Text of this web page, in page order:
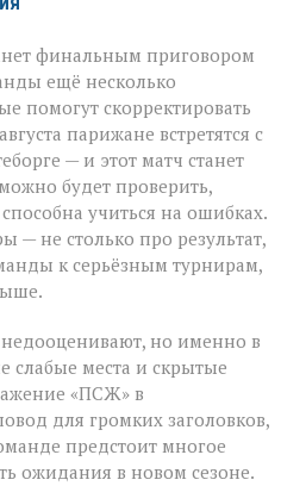
финальным приговором
ещё несколько
помогут скорректировать
парижане встретятся с
— и этот матч станет
будет проверить,
учиться на ошибках.
— не столько про результат,
к серьёзным турнирам,
но именно в
слабые места и скрытые
«ПСЖ» в
для громких заголовков,
предстоит многое
ожидания в новом сезоне.